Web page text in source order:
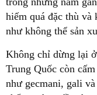
hiếm quá đặc thù và
như không thể sản
Không chỉ dừng lại
Trung Quốc còn
như gecmani, gali